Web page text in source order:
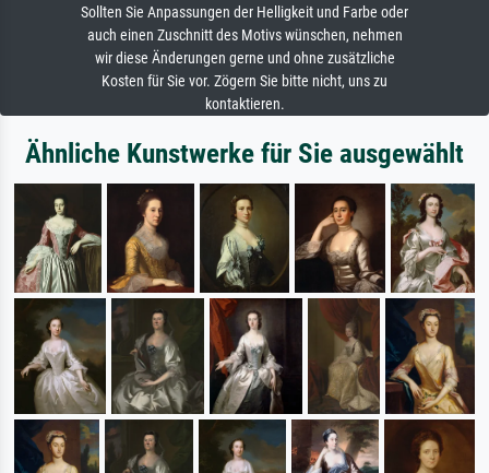
Sollten Sie Anpassungen der Helligkeit und Farbe oder
auch einen Zuschnitt des Motivs wünschen, nehmen
wir diese Änderungen gerne und ohne zusätzliche
Kosten für Sie vor. Zögern Sie bitte nicht, uns zu
kontaktieren.
Ähnliche Kunstwerke für Sie ausgewählt